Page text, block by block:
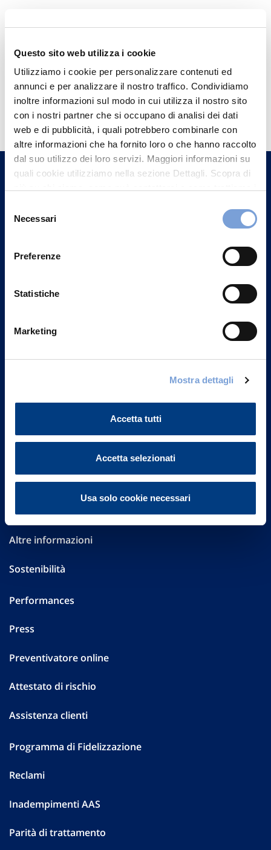
Questo sito web utilizza i cookie
Utilizziamo i cookie per personalizzare contenuti ed
annunci e per analizzare il nostro traffico. Condividiamo
inoltre informazioni sul modo in cui utilizza il nostro sito
con i nostri partner che si occupano di analisi dei dati
web e di pubblicità, i quali potrebbero combinarle con
altre informazioni che ha fornito loro o che hanno raccolto
dal suo utilizzo dei loro servizi. Maggiori informazioni su
quali cookie utilizziamo nella sezione Dettagli. Scopra di
può trovare nel footer del sito nella sezione "Informativa
delNecessari
Preferenze
Statistiche
Marketing
Mostra dettagli
Accetta tutti
Accetta selezionati
Usa solo cookie necessari
Hai bisogno di
informazioni?
Trova l'Agenzia più vicina a te e parla con
un nostro Agente.
Contattaci
Governance
Investor Relations
Altre informazioni
Sostenibilità
Performances
Press
Preventivatore online
Attestato di rischio
Assistenza clienti
Programma di Fidelizzazione
Reclami
Inadempimenti AAS
Parità di trattamento